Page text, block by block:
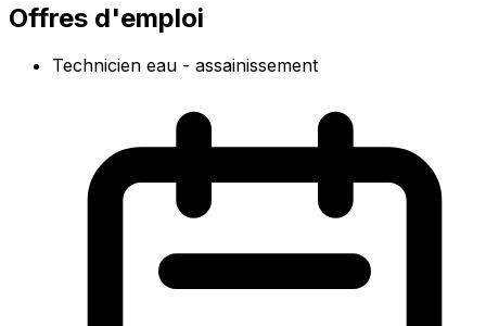
Offres d'emploi
Technicien eau - assainissement